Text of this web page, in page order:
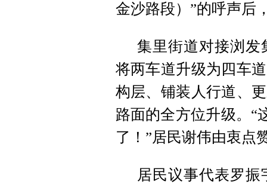
金沙路段）”的呼声后
集里街道对接浏发
将两车道升级为四车
构层、铺装人行道、
路面的全方位升级。“
了！”居民谢伟由衷点
居民议事代表罗